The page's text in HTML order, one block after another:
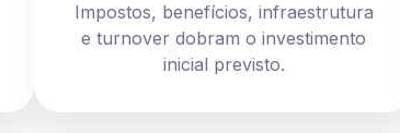
Impostos, benefícios, infraestrutura
e turnover dobram o investimento
inicial previsto.